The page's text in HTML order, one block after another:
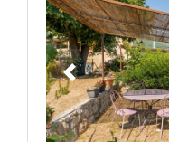
Précédent